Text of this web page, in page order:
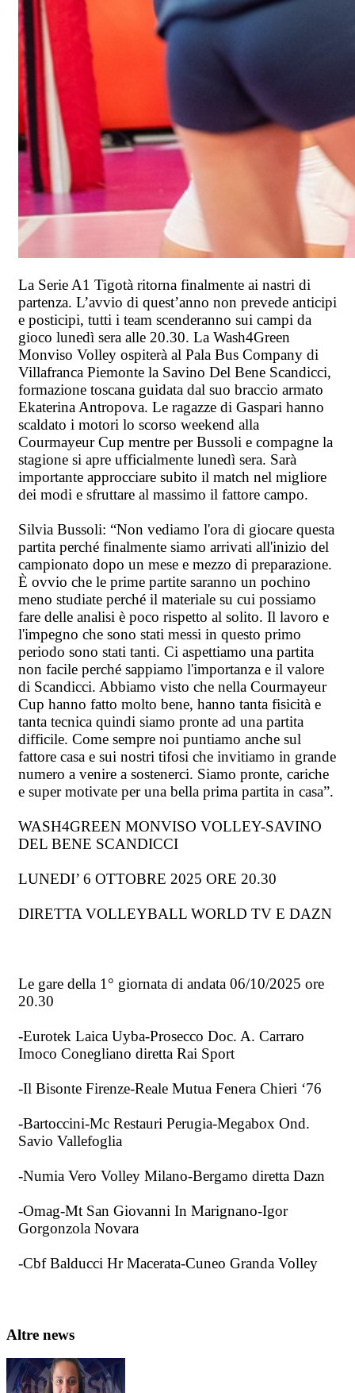
La Serie A1 Tigotà ritorna finalmente ai nastri di
partenza. L’avvio di quest’anno non prevede anticipi
e posticipi, tutti i team scenderanno sui campi da
gioco lunedì sera alle 20.30. La Wash4Green
Monviso Volley ospiterà al Pala Bus Company di
Villafranca Piemonte la Savino Del Bene Scandicci,
formazione toscana guidata dal suo braccio armato
Ekaterina Antropova. Le ragazze di Gaspari hanno
scaldato i motori lo scorso weekend alla
Courmayeur Cup mentre per Bussoli e compagne la
stagione si apre ufficialmente lunedì sera. Sarà
importante approcciare subito il match nel migliore
dei modi e sfruttare al massimo il fattore campo.
Silvia Bussoli: “Non vediamo l'ora di giocare questa
partita perché finalmente siamo arrivati all'inizio del
campionato dopo un mese e mezzo di preparazione.
È ovvio che le prime partite saranno un pochino
meno studiate perché il materiale su cui possiamo
fare delle analisi è poco rispetto al solito. Il lavoro e
l'impegno che sono stati messi in questo primo
periodo sono stati tanti. Ci aspettiamo una partita
non facile perché sappiamo l'importanza e il valore
di Scandicci. Abbiamo visto che nella Courmayeur
Cup hanno fatto molto bene, hanno tanta fisicità e
tanta tecnica quindi siamo pronte ad una partita
difficile. Come sempre noi puntiamo anche sul
fattore casa e sui nostri tifosi che invitiamo in grande
numero a venire a sostenerci. Siamo pronte, cariche
e super motivate per una bella prima partita in casa”.
WASH4GREEN MONVISO VOLLEY-SAVINO
DEL BENE SCANDICCI
LUNEDI’ 6 OTTOBRE 2025 ORE 20.30
DIRETTA VOLLEYBALL WORLD TV E DAZN
Le gare della 1° giornata di andata 06/10/2025 ore
20.30
-Eurotek Laica Uyba-Prosecco Doc. A. Carraro
Imoco Conegliano diretta Rai Sport
-Il Bisonte Firenze-Reale Mutua Fenera Chieri ‘76
-Bartoccini-Mc Restauri Perugia-Megabox Ond.
Savio Vallefoglia
-Numia Vero Volley Milano-Bergamo diretta Dazn
-Omag-Mt San Giovanni In Marignano-Igor
Gorgonzola Novara
-Cbf Balducci Hr Macerata-Cuneo Granda Volley
Altre news